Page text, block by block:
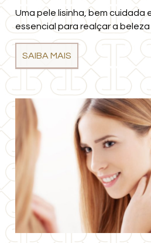
Uma pele lisinha, bem cuidada
essencial para realçar a
SAIBA MAIS